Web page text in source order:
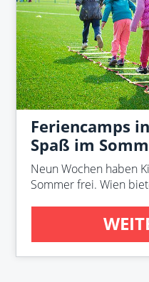
Feriencamps
Spaß im
Neun Wochen haben
Sommer frei. Wien